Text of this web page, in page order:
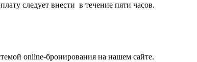
следует внести в течение пяти часов.
online-бронирования на нашем сайте.